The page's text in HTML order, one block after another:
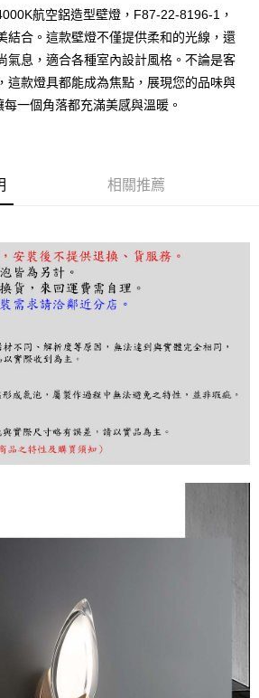
不需綁卡、不需儲值。
簡訊認證，即可結帳。
務後，再付款。
流程】
先享後付」後，將跳轉至「AFTEE先享後付」
認金額後，即可完成結帳。
收到繳費通知簡訊。
天內，點擊此簡訊中的連結，可透過四大超商／
式進行付款，方視為交易完成。
下不需立刻繳費，但若您需要取消訂單，請聯絡
意取消之訂單仍視為有效，需透過AFTEE先享
先享後付 」之結帳頁面顯示為準，若有關於
欲退款等相關疑問，請聯繫「AFTEE先享後付
support/home
限公司提供之「AFTEE先享後付」服務完成之交
內提供個人資料，並將交易相關給付款項請求債
」時，將依據個別帳號之用戶狀況，依本公司即
；若仍有額度不足之情形，本公司將視審查結果
或使用他人資訊註冊。若發現惡意使用之情形，
權停止該用戶之使用額度並採取法律行動。
航空鋁造型壁燈，F87-22-8196-1，
結合。這款壁燈不僅提供柔和的光線，還
氣息，適合各種室內設計風格。不論是客
這款燈具都能成為焦點，展現您的品味與
一個角落都充滿美感與溫暖。
相關推薦